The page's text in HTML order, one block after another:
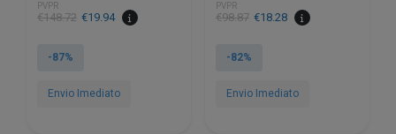
PVPR
€148.72
O
original
€148.72.
€19.94
O
atual
€19.94.
-87%
Envio Imediato
PVPR
€98.87
O
original
€98.87.
€18.28
O
atual
€18.28.
-82%
Envio Imediato